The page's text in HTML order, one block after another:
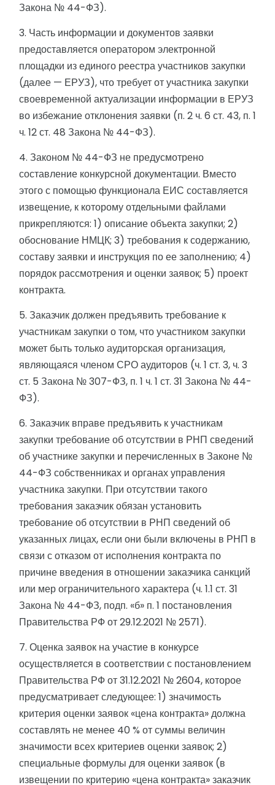
Закона № 44-ФЗ).
3. Часть информации и документов заявки
предоставляется оператором электронной
площадки из единого реестра участников закупки
(далее — ЕРУЗ), что требует от участника закупки
своевременной актуализации информации в ЕРУЗ
во избежание отклонения заявки (п. 2 ч. 6 ст. 43, п. 1
ч. 12 ст. 48 Закона № 44-ФЗ).
4. Законом № 44-ФЗ не предусмотрено
составление конкурсной документации. Вместо
этого с помощью функционала ЕИС составляется
извещение, к которому отдельными файлами
прикрепляются: 1) описание объекта закупки; 2)
обоснование НМЦК; 3) требования к содержанию,
составу заявки и инструкция по ее заполнению; 4)
порядок рассмотрения и оценки заявок; 5) проект
контракта.
5. Заказчик должен предъявить требование к
участникам закупки о том, что участником закупки
может быть только аудиторская организация,
являющаяся членом СРО аудиторов (ч. 1 ст. 3, ч. 3
ст. 5 Закона № 307-ФЗ, п. 1 ч. 1 ст. 31 Закона № 44-
ФЗ).
6. Заказчик вправе предъявить к участникам
закупки требование об отсутствии в РНП сведений
об участнике закупки и перечисленных в Законе №
44-ФЗ собственниках и органах управления
участника закупки. При отсутствии такого
требования заказчик обязан установить
требование об отсутствии в РНП сведений об
указанных лицах, если они были включены в РНП в
связи с отказом от исполнения контракта по
причине введения в отношении заказчика санкций
или мер ограничительного характера (ч. 1.1 ст. 31
Закона № 44-ФЗ, подп. «б» п. 1 постановления
Правительства РФ от 29.12.2021 № 2571).
7. Оценка заявок на участие в конкурсе
осуществляется в соответствии с постановлением
Правительства РФ от 31.12.2021 № 2604, которое
предусматривает следующее: 1) значимость
критерия оценки заявок «цена контракта» должна
составлять не менее 40 % от суммы величин
значимости всех критериев оценки заявок; 2)
специальные формулы для оценки заявок (в
извещении по критерию «цена контракта» заказчик